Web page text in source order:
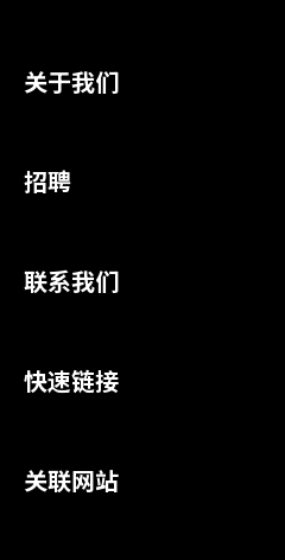
关于我们
招聘
联系我们
快速链接
关联网站